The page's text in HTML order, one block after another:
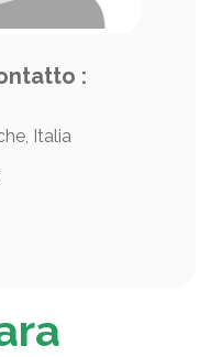
:
Italia